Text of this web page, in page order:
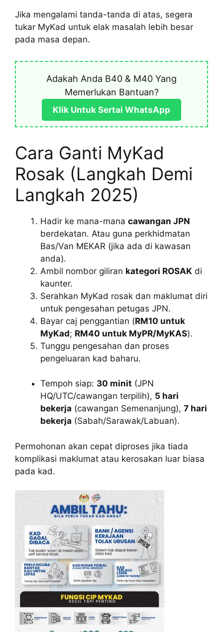
Jika mengalami tanda-tanda di atas, segera
tukar MyKad untuk elak masalah lebih besar
pada masa depan.
Adakah Anda B40 & M40 Yang
Memerlukan Bantuan?
Klik Untuk Sertai WhatsApp
Cara Ganti MyKad
Rosak (Langkah Demi
Langkah 2025)
Hadir ke mana-mana cawangan JPN
berdekatan. Atau guna perkhidmatan
Bas/Van MEKAR (jika ada di kawasan
anda).
Ambil nombor giliran kategori ROSAK di
kaunter.
Serahkan MyKad rosak dan maklumat diri
untuk pengesahan petugas JPN.
Bayar caj penggantian (RM10 untuk
MyKad; RM40 untuk MyPR/MyKAS).
Tunggu pengesahan dan proses
pengeluaran kad baharu.
Tempoh siap: 30 minit (JPN
HQ/UTC/cawangan terpilih), 5 hari
bekerja (cawangan Semenanjung), 7 hari
bekerja (Sabah/Sarawak/Labuan).
Permohonan akan cepat diproses jika tiada
komplikasi maklumat atau kerosakan luar biasa
pada kad.